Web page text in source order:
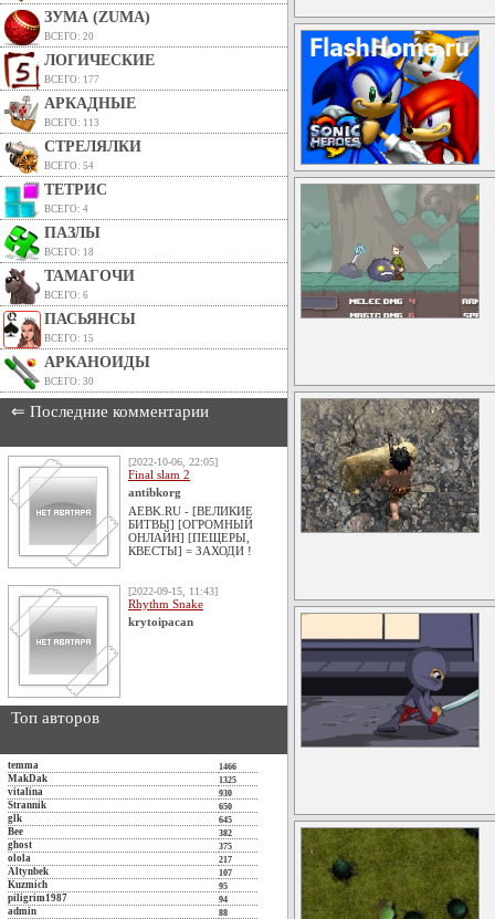
ЗУМА (ZUMA)
ВСЕГО: 20
ЛОГИЧЕСКИЕ
ВСЕГО: 177
АРКАДНЫЕ
ВСЕГО: 113
СТРЕЛЯЛКИ
ВСЕГО: 54
ТЕТРИС
ВСЕГО: 4
ПАЗЛЫ
ВСЕГО: 18
ТАМАГОЧИ
ВСЕГО: 6
ПАСЬЯНСЫ
ВСЕГО: 15
АРКАНОИДЫ
ВСЕГО: 30
⇐ Последние комментарии
[2022-10-06, 22:05]
Final slam 2
antibkorg
AEBK.RU - [ВЕЛИКИЕ
БИТВЫ] [ОГРОМНЫЙ
ОНЛАЙН] [ПЕЩЕРЫ,
КВЕСТЫ] = ЗАХОДИ !
[2022-09-15, 11:43]
Rhythm Snake
krytoipacan
Топ авторов
temma 1466
MakDak 1325
vitalina 930
Strannik 650
glk 645
Bee 382
ghost 375
olola 217
Altynbek 107
Kuzmich 95
piligrim1987 94
admin 88